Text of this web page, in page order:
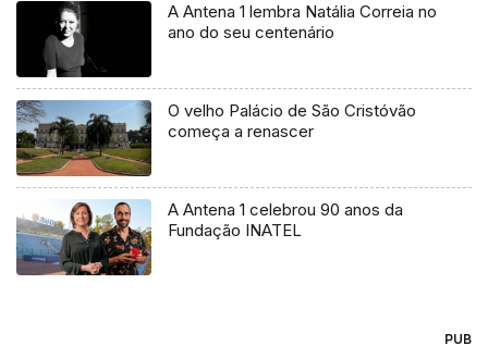
A Antena 1 lembra Natália Correia no
ano do seu centenário
O velho Palácio de São Cristóvão
começa a renascer
A Antena 1 celebrou 90 anos da
Fundação INATEL
PUB